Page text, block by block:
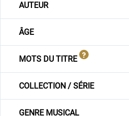
AUTEUR
ÂGE
MOTS DU TITRE
COLLECTION / SÉRIE
GENRE MUSICAL